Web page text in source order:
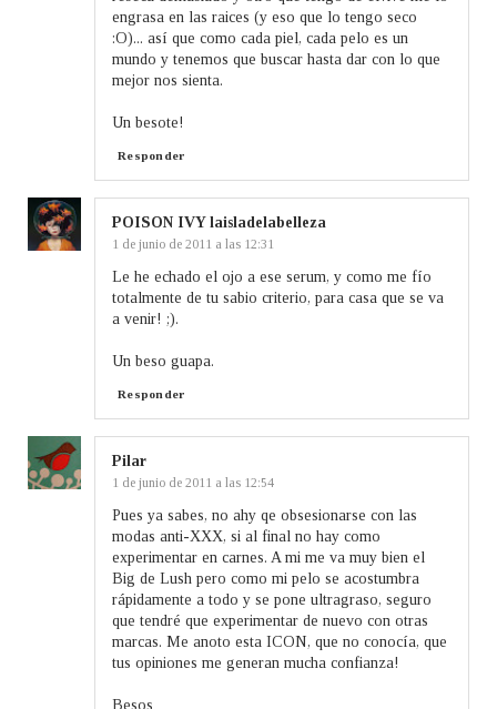
engrasa en las raices (y eso que lo tengo seco
:O)... así que como cada piel, cada pelo es un
mundo y tenemos que buscar hasta dar con lo que
mejor nos sienta.
Un besote!
Responder
POISON IVY laisladelabelleza
1 de junio de 2011 a las 12:31
Le he echado el ojo a ese serum, y como me fío
totalmente de tu sabio criterio, para casa que se va
a venir! ;).
Un beso guapa.
Responder
Pilar
1 de junio de 2011 a las 12:54
Pues ya sabes, no ahy qe obsesionarse con las
modas anti-XXX, si al final no hay como
experimentar en carnes. A mi me va muy bien el
Big de Lush pero como mi pelo se acostumbra
rápidamente a todo y se pone ultragraso, seguro
que tendré que experimentar de nuevo con otras
marcas. Me anoto esta ICON, que no conocía, que
tus opiniones me generan mucha confianza!
Besos